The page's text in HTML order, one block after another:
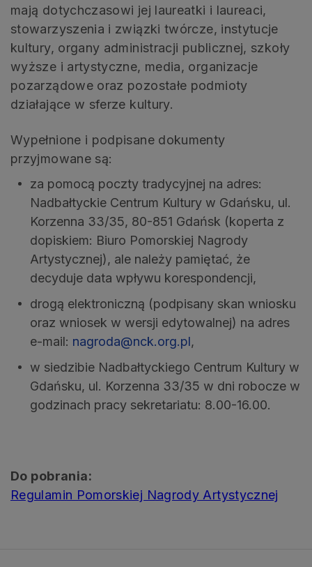
mają dotychczasowi jej laureatki i laureaci,
stowarzyszenia i związki twórcze, instytucje
kultury, organy administracji publicznej, szkoły
wyższe i artystyczne, media, organizacje
pozarządowe oraz pozostałe podmioty
działające w sferze kultury.
Wypełnione i podpisane dokumenty
przyjmowane są:
za pomocą poczty tradycyjnej na adres:
Nadbałtyckie Centrum Kultury w Gdańsku, ul.
Korzenna 33/35, 80-851 Gdańsk (koperta z
dopiskiem: Biuro Pomorskiej Nagrody
Artystycznej), ale należy pamiętać, że
decyduje data wpływu korespondencji,
drogą elektroniczną (podpisany skan wniosku
oraz wniosek w wersji edytowalnej) na adres
e-mail: nagroda@nck.org.pl,
w siedzibie Nadbałtyckiego Centrum Kultury w
Gdańsku, ul. Korzenna 33/35 w dni robocze w
godzinach pracy sekretariatu: 8.00-16.00.
Do pobrania:
Regulamin Pomorskiej Nagrody Artystycznej